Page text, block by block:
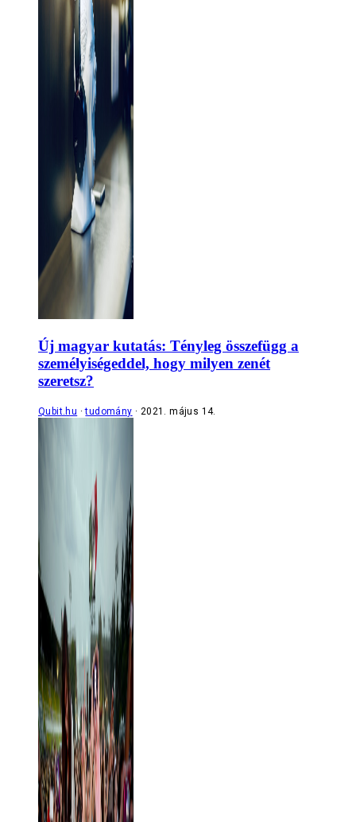
Új magyar kutatás: Tényleg összefügg a
személyiségeddel, hogy milyen zenét
szeretsz?
Qubit.hu tudomány 2021. május 14.